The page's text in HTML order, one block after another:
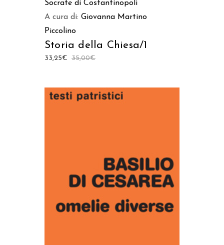
Socrate di Costantinopoli
A cura di: Giovanna Martino
Piccolino
Storia della Chiesa/1
35,00€
33,25€
AGGIUNGI AL CARRELLO